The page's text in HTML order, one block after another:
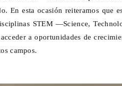
En esta ocasión reiteramos que
STEM —Science,
a oportunidades de
campos.